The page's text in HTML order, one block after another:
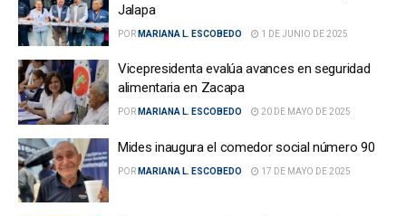
Jalapa
POR MARIANA L. ESCOBEDO 1 DE JUNIO DE 2025
Vicepresidenta evalúa avances en seguridad
alimentaria en Zacapa
POR MARIANA L. ESCOBEDO 20 DE MAYO DE 2025
Mides inaugura el comedor social número 90
POR MARIANA L. ESCOBEDO 17 DE MAYO DE 2025